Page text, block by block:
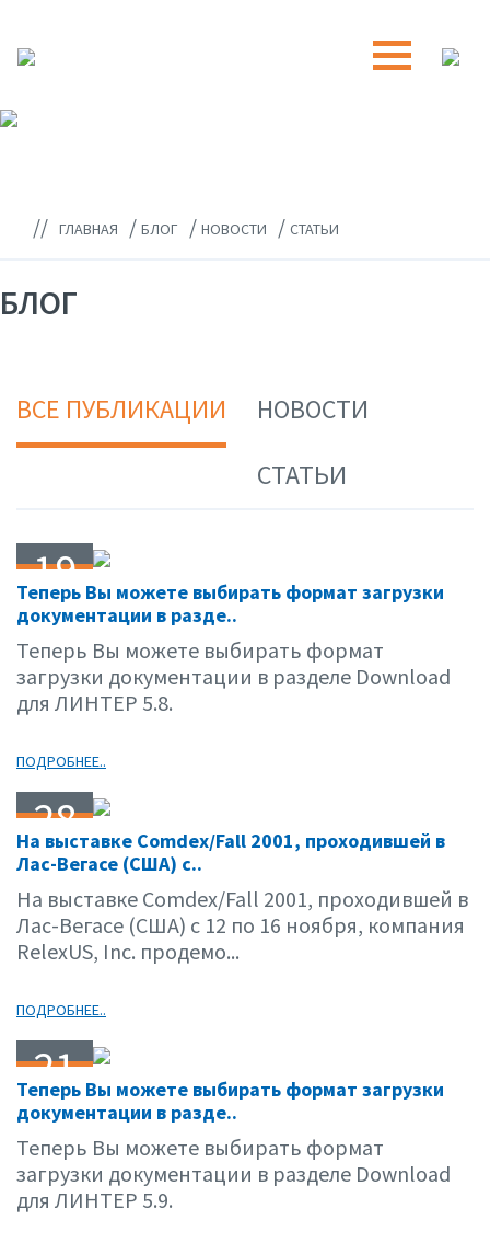
// ГЛАВНАЯ / БЛОГ / НОВОСТИ / СТАТЬИ
БЛОГ
ВСЕ ПУБЛИКАЦИИ
НОВОСТИ
СТАТЬИ
19
12.01
Теперь Вы можете выбирать формат загрузки
документации в разде..
Теперь Вы можете выбирать формат
загрузки документации в разделе Download
для ЛИНТЕР 5.8.
ПОДРОБНЕЕ..
28
11.01
На выставке Comdex/Fall 2001, проходившей в
Лас-Вегасе (США) с..
На выставке Comdex/Fall 2001, проходившей в
Лас-Вегасе (США) с 12 по 16 ноября, компания
RelexUS, Inc. продемо...
ПОДРОБНЕЕ..
21
10.01
Теперь Вы можете выбирать формат загрузки
документации в разде..
Теперь Вы можете выбирать формат
загрузки документации в разделе Download
для ЛИНТЕР 5.9.